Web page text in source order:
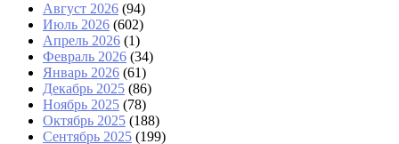
Август 2026 (94)
Июль 2026 (602)
Апрель 2026 (1)
Февраль 2026 (34)
Январь 2026 (61)
Декабрь 2025 (86)
Ноябрь 2025 (78)
Октябрь 2025 (188)
Сентябрь 2025 (199)